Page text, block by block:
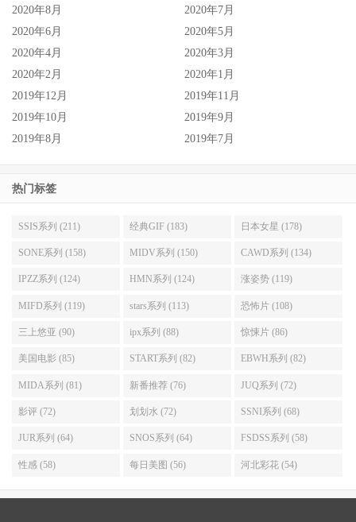
2020年8月
2020年7月
2020年6月
2020年5月
2020年4月
2020年3月
2020年2月
2020年1月
2019年12月
2019年11月
2019年10月
2019年9月
2019年8月
2019年7月
热门标签
SSIS系列 (211) 经典GIF (183) 日本女星 (178)
SONE系列 (158) MIDV系列 (150) CAWD系列 (134)
IPZZ系列 (124) HMN系列 (124) 涨姿势 (119)
MIFD系列 (119) stars系列 (113) 恐怖片 (108)
三上悠亚 (90) ipx系列 (88) 惊悚片 (86)
美国电影 (85) START系列 (82) EBWH系列 (82)
MIDA系列 (81) 新番推荐 (76) JUQ系列 (72)
影评 (72) 划划水 (72) SSNI系列 (68)
JUR系列 (64) SNOS系列 (64) FSDSS系列 (58)
性感 (58) 每日美图 (56) 河北彩花 (54)